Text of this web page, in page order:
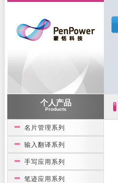
个人产品
Products
名片管理系列
输入翻译系列
手写应用系列
笔迹应用系列